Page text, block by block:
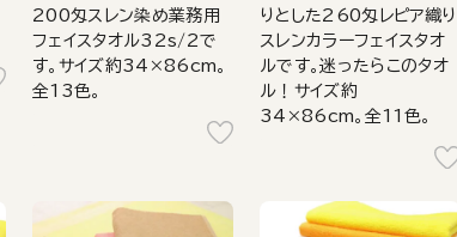
200匁スレン染め業務用
フェイスタオル32s/2で
す。サイズ約34×86cm。
全13色。
りとした260匁レピア織り
スレンカラーフェイスタオ
ルです。迷ったらこのタオ
ル！サイズ約
34×86cm。全11色。